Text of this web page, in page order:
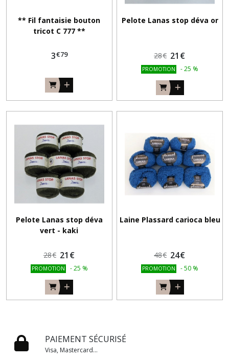
** Fil fantaisie bouton
tricot C 777 **
3€79
Pelote Lanas stop déva or
28€ 21 €
PROMOTION -25 %
Pelote Lanas stop déva
vert - kaki
28€ 21 €
PROMOTION -25 %
Laine Plassard carioca bleu
48€ 24€
PROMOTION -50 %
PAIEMENT SÉCURISÉ
Visa, Mastercard...